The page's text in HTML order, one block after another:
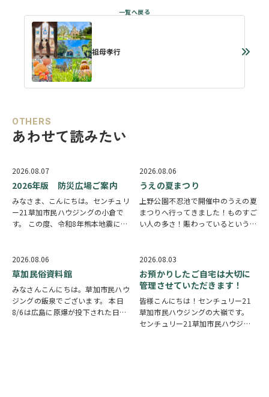
祖母孝行
OTHERS
あわせて読みたい
2026.08.07
2026年版 防災広場ご案内
みなさま、こんにちは。センチュリ
ー21草加市民ハウジングの小倉で
す。 この度、令和8年熊本地震によ
多い国です。草加市においても、他
人事ではなく、日頃から少しでも、
防災意識を高め…
2026.08.06
うえの夏まつり
上野公園不忍池で開催中のうえの夏
まつりへ行ってきました！ものすご
い人の多さ！賑わっているという言
多く皆さん思い思いに夏祭りを楽し
んでいる様子がとても印象的でした
会場にはたく…
2026.08.06
草加民俗資料館
みなさんこんにちは。草加市民ハウ
ジングの飯泉でございます。 本日
8/6は広島に原爆が投下された日に
2026.08.03
お預かりしたご自宅は大切に
管理させていただきます！
皆様こんにちは！センチュリー21
草加市民ハウジングの大嶺です。
センチュリー21草加市民ハウジン